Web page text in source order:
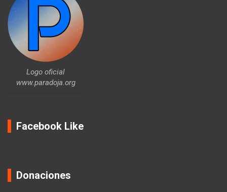
Logo oficial
www.paradoja.org
Facebook Like
Donaciones